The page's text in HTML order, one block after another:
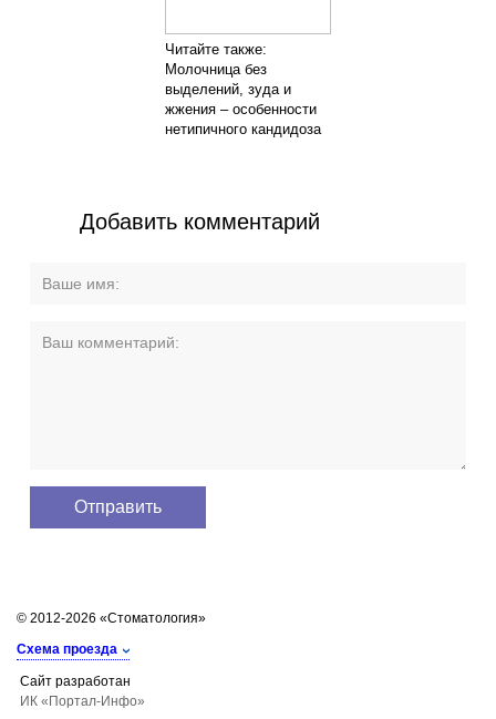
Читайте также:
Молочница без
выделений, зуда и
жжения – особенности
нетипичного кандидоза
Добавить комментарий
© 2012-2026 «Стоматология»
Схема проезда
Сайт разработан
ИК «Портал-Инфо»